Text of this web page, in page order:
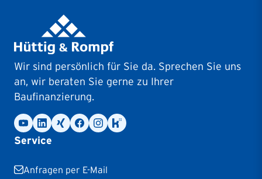
Wir sind persönlich für Sie da. Sprechen Sie uns
an, wir beraten Sie gerne zu Ihrer
Baufinanzierung.
Service
Anfragen per E-Mail